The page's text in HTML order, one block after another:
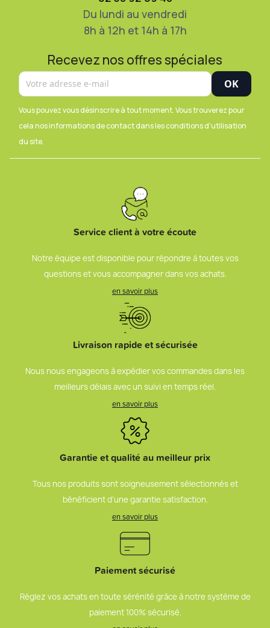
Du lundi au vendredi
8h à 12h et 14h à 17h
Recevez nos offres spéciales
Vous pouvez vous désinscrire à tout moment. Vous trouverez pour
cela nos informations de contact dans les conditions d'utilisation
du site.
Service client à votre écoute
Notre équipe est disponible pour répondre à toutes vos
questions et vous accompagner dans vos achats.
en savoir plus
Livraison rapide et sécurisée
Nous nous engageons à expédier vos commandes dans les
meilleurs délais avec un suivi en temps réel.
en savoir plus
Garantie et qualité au meilleur prix
Tous nos produits sont soigneusement sélectionnés et
bénéficient d’une garantie satisfaction.
en savoir plus
Paiement sécurisé
Réglez vos achats en toute sérénité grâce à notre système de
paiement 100% sécurisé.